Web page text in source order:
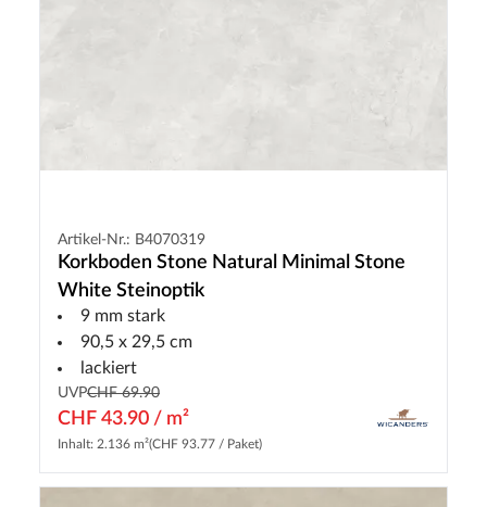
Artikel-Nr.: B4070319
Korkboden Stone Natural Minimal Stone
White Steinoptik
9 mm stark
90,5 x 29,5 cm
lackiert
UVPCHF 69.90
CHF 43.90 / m²
Inhalt: 2.136 m²(CHF 93.77 / Paket)